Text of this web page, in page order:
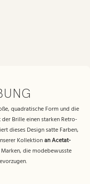
quadratische Form und die
Brille einen starken Retro-
dieses Design satte Farben,
Kollektionan Acetat-
die modebewusste